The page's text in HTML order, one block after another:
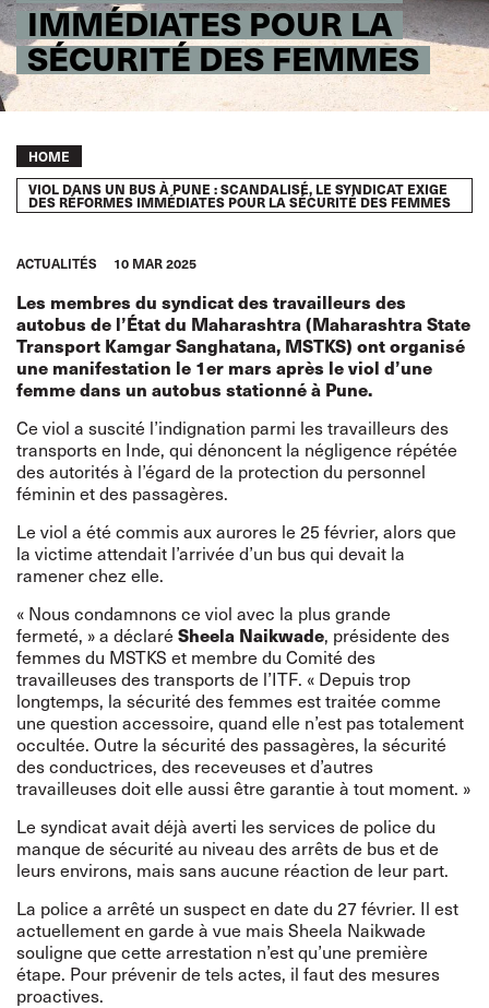
IMMÉDIATES POUR LA
SÉCURITÉ DES FEMMES
Breadcrumb
HOME
VIOL DANS UN BUS À PUNE : SCANDALISÉ, LE SYNDICAT EXIGE
DES RÉFORMES IMMÉDIATES POUR LA SÉCURITÉ DES FEMMES
ACTUALITÉS 10 MAR 2025
Les membres du syndicat des travailleurs des
autobus de l’État du Maharashtra (Maharashtra State
Transport Kamgar Sanghatana, MSTKS) ont organisé
une manifestation le 1er mars après le viol d’une
femme dans un autobus stationné à Pune.
Ce viol a suscité l’indignation parmi les travailleurs des
transports en Inde, qui dénoncent la négligence répétée
des autorités à l’égard de la protection du personnel
féminin et des passagères.
Le viol a été commis aux aurores le 25 février, alors que
la victime attendait l’arrivée d’un bus qui devait la
ramener chez elle.
« Nous condamnons ce viol avec la plus grande
fermeté, » a déclaré Sheela Naikwade, présidente des
femmes du MSTKS et membre du Comité des
travailleuses des transports de l’ITF. « Depuis trop
longtemps, la sécurité des femmes est traitée comme
une question accessoire, quand elle n’est pas totalement
occultée. Outre la sécurité des passagères, la sécurité
des conductrices, des receveuses et d’autres
travailleuses doit elle aussi être garantie à tout moment. »
Le syndicat avait déjà averti les services de police du
manque de sécurité au niveau des arrêts de bus et de
leurs environs, mais sans aucune réaction de leur part.
La police a arrêté un suspect en date du 27 février. Il est
actuellement en garde à vue mais Sheela Naikwade
souligne que cette arrestation n’est qu’une première
étape. Pour prévenir de tels actes, il faut des mesures
proactives.